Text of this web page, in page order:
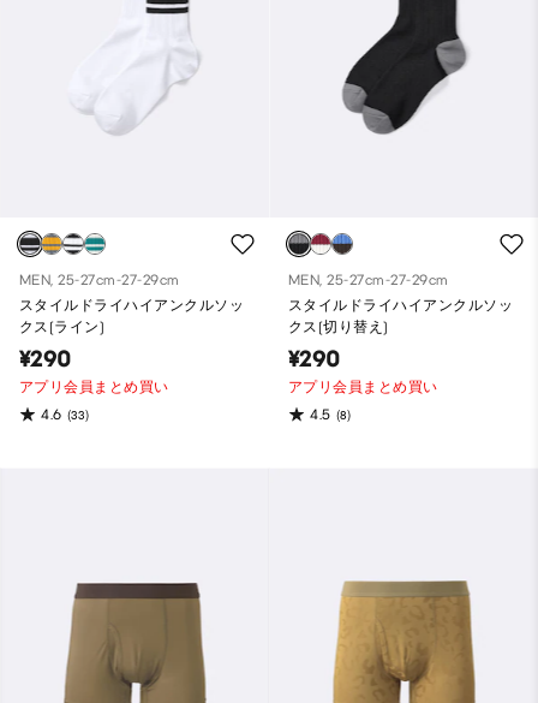
MEN, 25-27cm-27-29cm
スタイルドライハイアンクルソッ
クス(ライン)
¥290
アプリ会員まとめ買い
4.6 (33)
MEN, 25-27cm-27-29cm
スタイルドライハイアンクルソッ
クス(切り替え)
¥290
アプリ会員まとめ買い
4.5 (8)